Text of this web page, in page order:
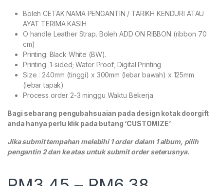
Boleh CETAK NAMA PENGANTIN / TARIKH KENDURI ATAU
AYAT TERIMA KASIH
O handle Leather Strap. Boleh ADD ON RIBBON (ribbon 70
cm)
Printing: Black White (BW).
Printing: 1-sided; Water Proof, Digital Printing
Size : 240mm (tinggi) x 300mm (lebar bawah) x 125mm
(lebar tapak)
Process order 2-3 minggu Waktu Bekerja
Bagi sebarang pengubahsuaian pada design kotak doorgift
anda hanya perlu klik pada butang ‘CUSTOMIZE’
Jika submit tempahan melebihi 1 order dalam 1 album, pilih
pengantin 2 dan ke atas untuk submit order seterusnya.